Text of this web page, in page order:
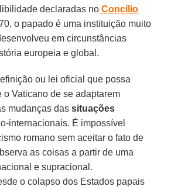
declaradas no Concílio
o papado é uma instituição muito
em circunstâncias
europeia e global.
ou lei oficial que possa
o Vaticano de se adaptarem
mudanças dassituações
internacionais. É impossível
romano sem aceitar o fato de
as coisas a partir de uma
e supracional.
o colapso dos Estados papais